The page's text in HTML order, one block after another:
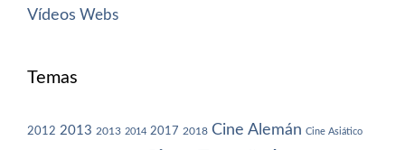
Vídeos Webs
Temas
2012 2013 2013 2014 2017 2018 Cine Alemán Cine Asiático